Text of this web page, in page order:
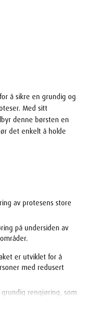
å sikre en grundig og
Med sitt
denne børsten en
det enkelt å holde
av protesens store
på undersiden av
er utviklet for å
med redusert
rengjøring, som
for protesebrukere.